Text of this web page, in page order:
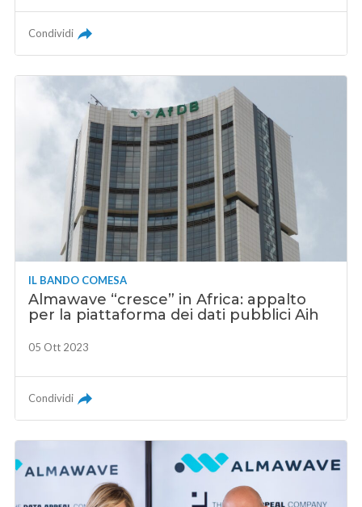
Condividi
IL BANDO COMESA
Almawave “cresce” in Africa: appalto
per la piattaforma dei dati pubblici Aih
05 Ott 2023
Condividi